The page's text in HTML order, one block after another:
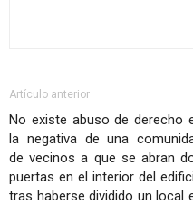
Artículo anterior
No existe abuso de derecho
la negativa de una
de vecinos a que se abran
puertas en el interior del
tras haberse dividido un local